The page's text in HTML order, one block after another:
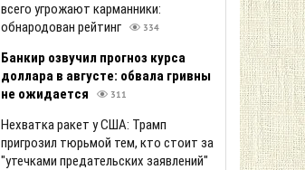
всего угрожают карманники:
обнародован рейтинг
334
Банкир озвучил прогноз курса
доллара в августе: обвала гривны
не ожидается
311
Нехватка ракет у США: Трамп
пригрозил тюрьмой тем, кто стоит за
"утечками предательских заявлений"